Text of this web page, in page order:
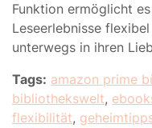
Funktion ermöglicht
Leseerlebnisse
unterwegs in ihren
Tags: amazon prime
bibliothekswelt,
flexibilität,